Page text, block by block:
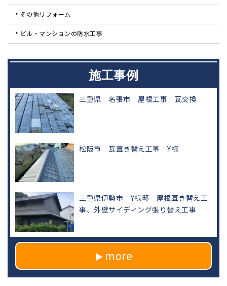
その他リフォーム
ビル・マンションの防水工事
施工事例
三重県 名張市 屋根工事 瓦交換
松阪市 瓦葺き替え工事 Y様
三重県伊勢市 Y様邸 屋根葺き替え工
事、外壁サイディング張り替え工事
more